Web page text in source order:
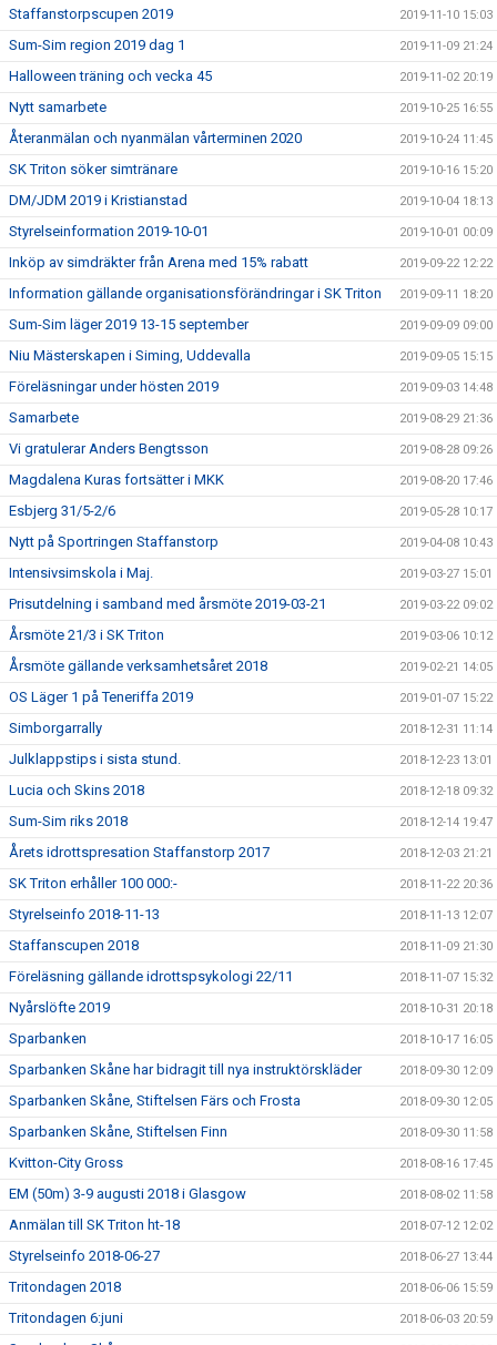
Staffanstorpscupen 2019 2019-11-10 15:03
Sum-Sim region 2019 dag 1 2019-11-09 21:24
Halloween träning och vecka 45 2019-11-02 20:19
Nytt samarbete 2019-10-25 16:55
Återanmälan och nyanmälan vårterminen 2020 2019-10-24 11:45
SK Triton söker simtränare 2019-10-16 15:20
DM/JDM 2019 i Kristianstad 2019-10-04 18:13
Styrelseinformation 2019-10-01 2019-10-01 00:09
Inköp av simdräkter från Arena med 15% rabatt 2019-09-22 12:22
Information gällande organisationsförändringar i SK Triton 2019-09-11 18:20
Sum-Sim läger 2019 13-15 september 2019-09-09 09:00
Niu Mästerskapen i Siming, Uddevalla 2019-09-05 15:15
Föreläsningar under hösten 2019 2019-09-03 14:48
Samarbete 2019-08-29 21:36
Vi gratulerar Anders Bengtsson 2019-08-28 09:26
Magdalena Kuras fortsätter i MKK 2019-08-20 17:46
Esbjerg 31/5-2/6 2019-05-28 10:17
Nytt på Sportringen Staffanstorp 2019-04-08 10:43
Intensivsimskola i Maj. 2019-03-27 15:01
Prisutdelning i samband med årsmöte 2019-03-21 2019-03-22 09:02
Årsmöte 21/3 i SK Triton 2019-03-06 10:12
Årsmöte gällande verksamhetsåret 2018 2019-02-21 14:05
OS Läger 1 på Teneriffa 2019 2019-01-07 15:22
Simborgarrally 2018-12-31 11:14
Julklappstips i sista stund. 2018-12-23 13:01
Lucia och Skins 2018 2018-12-18 09:32
Sum-Sim riks 2018 2018-12-14 19:47
Årets idrottspresation Staffanstorp 2017 2018-12-03 21:21
SK Triton erhåller 100 000:- 2018-11-22 20:36
Styrelseinfo 2018-11-13 2018-11-13 12:07
Staffanscupen 2018 2018-11-09 21:30
Föreläsning gällande idrottspsykologi 22/11 2018-11-07 15:32
Nyårslöfte 2019 2018-10-31 20:18
Sparbanken 2018-10-17 16:05
Sparbanken Skåne har bidragit till nya instruktörskläder 2018-09-30 12:09
Sparbanken Skåne, Stiftelsen Färs och Frosta 2018-09-30 12:05
Sparbanken Skåne, Stiftelsen Finn 2018-09-30 11:58
Kvitton-City Gross 2018-08-16 17:45
EM (50m) 3-9 augusti 2018 i Glasgow 2018-08-02 11:58
Anmälan till SK Triton ht-18 2018-07-12 12:02
Styrelseinfo 2018-06-27 2018-06-27 13:44
Tritondagen 2018 2018-06-06 15:59
Tritondagen 6:juni 2018-06-03 20:59